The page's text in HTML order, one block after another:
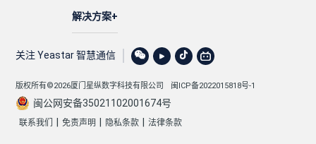
解决方案
关注 Yeastar 智慧通信
版权所有©2026厦门星纵数字科技有限公司 闽ICP备2022015818号-1
闽公网安备35021102001674号
联系我们 免责声明 隐私条款 法律条款